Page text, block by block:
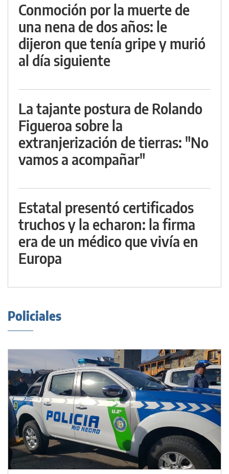
Conmoción por la muerte de
una nena de dos años: le
dijeron que tenía gripe y murió
al día siguiente
La tajante postura de Rolando
Figueroa sobre la
extranjerización de tierras: "No
vamos a acompañar"
Estatal presentó certificados
truchos y la echaron: la firma
era de un médico que vivía en
Europa
Policiales